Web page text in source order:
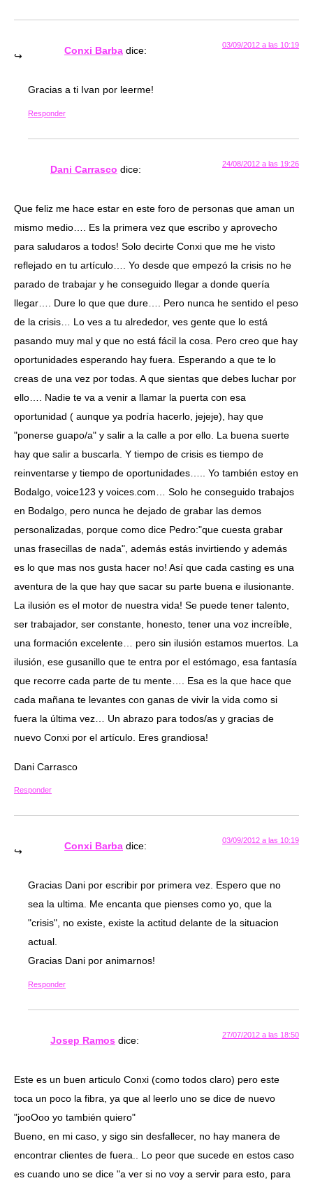
Conxi Barba dice:
03/09/2012 a las 10:19
Gracias a ti Ivan por leerme!
Responder
Dani Carrasco dice:
24/08/2012 a las 19:26
Que feliz me hace estar en este foro de personas que aman un
mismo medio…. Es la primera vez que escribo y aprovecho
para saludaros a todos! Solo decirte Conxi que me he visto
reflejado en tu artículo…. Yo desde que empezó la crisis no he
parado de trabajar y he conseguido llegar a donde quería
llegar…. Dure lo que que dure…. Pero nunca he sentido el peso
de la crisis… Lo ves a tu alrededor, ves gente que lo está
pasando muy mal y que no está fácil la cosa. Pero creo que hay
oportunidades esperando hay fuera. Esperando a que te lo
creas de una vez por todas. A que sientas que debes luchar por
ello…. Nadie te va a venir a llamar la puerta con esa
oportunidad ( aunque ya podría hacerlo, jejeje), hay que
"ponerse guapo/a" y salir a la calle a por ello. La buena suerte
hay que salir a buscarla. Y tiempo de crisis es tiempo de
reinventarse y tiempo de oportunidades….. Yo también estoy en
Bodalgo, voice123 y voices.com… Solo he conseguido trabajos
en Bodalgo, pero nunca he dejado de grabar las demos
personalizadas, porque como dice Pedro:"que cuesta grabar
unas frasecillas de nada", además estás invirtiendo y además
es lo que mas nos gusta hacer no! Así que cada casting es una
aventura de la que hay que sacar su parte buena e ilusionante.
La ilusión es el motor de nuestra vida! Se puede tener talento,
ser trabajador, ser constante, honesto, tener una voz increíble,
una formación excelente… pero sin ilusión estamos muertos. La
ilusión, ese gusanillo que te entra por el estómago, esa fantasía
que recorre cada parte de tu mente…. Esa es la que hace que
cada mañana te levantes con ganas de vivir la vida como si
fuera la última vez… Un abrazo para todos/as y gracias de
nuevo Conxi por el artículo. Eres grandiosa!
Dani Carrasco
Responder
Conxi Barba dice:
03/09/2012 a las 10:19
Gracias Dani por escribir por primera vez. Espero que no
sea la ultima. Me encanta que pienses como yo, que la
"crisis", no existe, existe la actitud delante de la situacion
actual.
Gracias Dani por animarnos!
Responder
Josep Ramos dice:
27/07/2012 a las 18:50
Este es un buen articulo Conxi (como todos claro) pero este
toca un poco la fibra, ya que al leerlo uno se dice de nuevo
"jooOoo yo también quiero"
Bueno, en mi caso, y sigo sin desfallecer, no hay manera de
encontrar clientes de fuera.. Lo peor que sucede en estos caso
es cuando uno se dice "a ver si no voy a servir para esto, para